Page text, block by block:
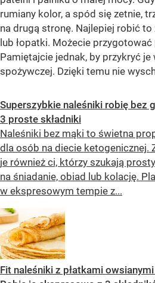
rumiany kolor, a spód się zetnie,
na drugą stronę. Najlepiej robić to
lub łopatki. Możecie
Pamiętajcie jednak, by przykryć
spożywczej. Dzięki temu nie
Superszybkie naleśniki robię bez
3 proste składniki
Naleśniki bez mąki to świetna
dla osób na diecie ketogenicznej.
je również ci, którzy szukają
na śniadanie, obiad lub kolację.
w ekspresowym tempie z...
Fit naleśniki z płatkami